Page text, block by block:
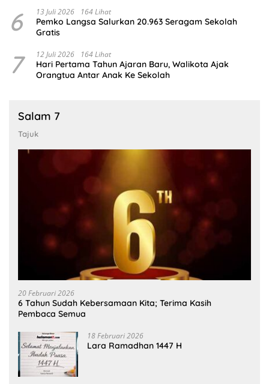
6 13 Juli 2026 164 Lihat
Pemko Langsa Salurkan 20.963 Seragam Sekolah
Gratis
7 12 Juli 2026 164 Lihat
Hari Pertama Tahun Ajaran Baru, Walikota Ajak
Orangtua Antar Anak Ke Sekolah
Salam 7
Tajuk
20 Februari 2026
6 Tahun Sudah Kebersamaan Kita; Terima Kasih
Pembaca Semua
18 Februari 2026
Lara Ramadhan 1447 H